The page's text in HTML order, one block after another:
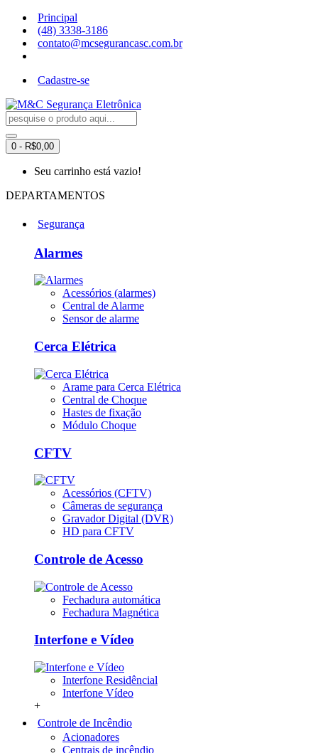
Principal
(48) 3338-3186
contato@mcsegurancasc.com.br
Cadastre-se
0 - R$0,00
Seu carrinho está vazio!
DEPARTAMENTOS
Segurança
Alarmes
Acessórios (alarmes)
Central de Alarme
Sensor de alarme
Cerca Elétrica
Arame para Cerca Elétrica
Central de Choque
Hastes de fixação
Módulo Choque
CFTV
Acessórios (CFTV)
Câmeras de segurança
Gravador Digital (DVR)
HD para CFTV
Controle de Acesso
Fechadura automática
Fechadura Magnética
Interfone e Vídeo
Interfone Residêncial
Interfone Vídeo
+
Controle de Incêndio
Acionadores
Centrais de incêndio